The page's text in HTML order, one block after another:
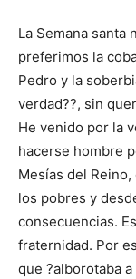
La Semana santa
preferimos la
Pedro y la
verdad??, sin
He venido por la
hacerse hombre
Mesías del
los pobres y
consecuencias.
fraternidad. Por
que ?alborotaba